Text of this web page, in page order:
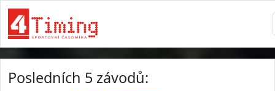
Posledních 5 závodů: